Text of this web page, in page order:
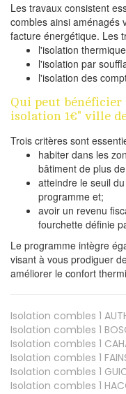
Les travaux consistent
combles ainsi aménagés
facture énergétique. Les
l'isolation thermique
l'isolation par
l'isolation des
Qui peut
isolation 1€" ville
Trois critères sont
habiter dans les
bâtiment de plus
atteindre le seuil
programme et;
avoir un revenu
fourchette définie
Le programme intègre
visant à vous prodiguer
améliorer le confort
Isolation combles 1
Isolation combles 1
Isolation combles 1
Isolation combles 1
Isolation combles 1
Isolation combles 1